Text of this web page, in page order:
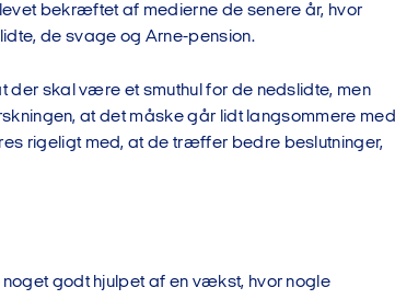
bekræftet af medierne de senere år, hvor
de svage og Arne-pension.
der skal være et smuthul for de nedslidte, men
at det måske går lidt langsommere med
rigeligt med, at de træffer bedre beslutninger,
godt hjulpet af en vækst, hvor nogle